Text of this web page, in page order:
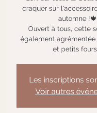
craquer sur
automne !🍁
Ouvert à tous, cette
également
et petits fours
Les inscriptions
Voir autres